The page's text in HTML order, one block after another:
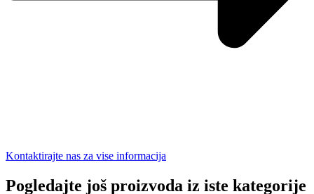
Kontaktirajte nas za vise informacija
Pogledajte još proizvoda iz iste kategorije